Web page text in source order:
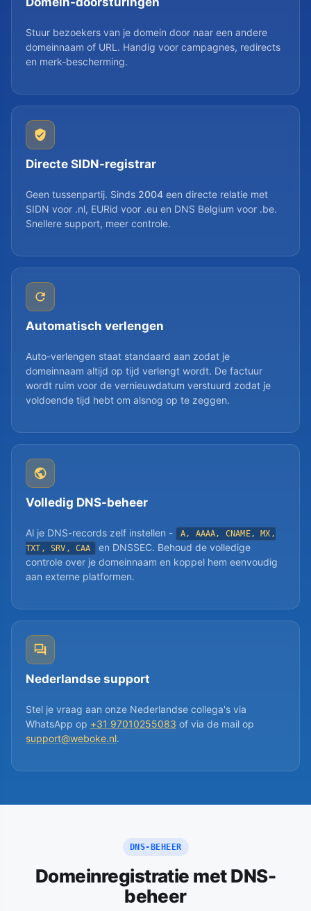
Stuur bezoekers van je domein door naar een andere
domeinnaam of URL. Handig voor campagnes, redirects
en merk-bescherming.
Directe SIDN-registrar
Geen tussenpartij. Sinds 2004 een directe relatie met
SIDN voor .nl, EURid voor .eu en DNS Belgium voor .be.
Snellere support, meer controle.
Automatisch verlengen
Auto-verlengen staat standaard aan zodat je
domeinnaam altijd op tijd verlengt wordt. De factuur
wordt ruim voor de vernieuwdatum verstuurd zodat je
voldoende tijd hebt om alsnog op te zeggen.
Volledig DNS-beheer
Al je DNS-records zelf instellen -
A, AAAA, CNAME, MX,
TXT, SRV, CAA
en DNSSEC. Behoud de volledige
controle over je domeinnaam en koppel hem eenvoudig
aan externe platformen.
Nederlandse support
Stel je vraag aan onze Nederlandse collega's via
WhatsApp op +31 97010255083 of via de mail op
support@weboke.nl.
DNS-BEHEER
Domeinregistratie met DNS-
beheer